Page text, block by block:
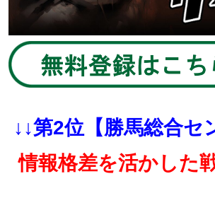
↓↓第2位【勝馬総合セ
情報格差を活かした